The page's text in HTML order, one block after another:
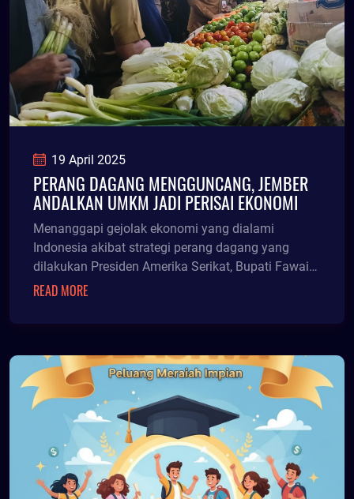
19 April 2025
PERANG DAGANG MENGGUNCANG, JEMBER
ANDALKAN UMKM JADI PERISAI EKONOMI
Menanggapi gejolak ekonomi yang dialami
Indonesia akibat strategi perang dagang yang
dilakukan Presiden Amerika Serikat, Bupati Fawait
menyatakan tidak banyak yang dapat dilakukan
READ MORE